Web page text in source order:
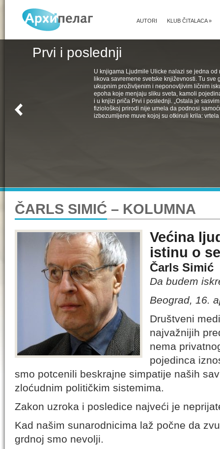
KLUB ČITALACA»
AUTORI
Prvi i poslednji
U knjigama Ljudmile Ulicke nalazi se jedna
likova savremene svetske književnosti. Tu sve
ukupnim proživljenim i neponovljivim ličnim
epoha koje menjaju sliku sveta, kamoli
i u knjizi priča Prvi i poslednji. „Ostala je
fiziološkoj prirodi nije umela da podnosi
izbezumljene muve kojoj su otkinuli krila:
ČARLS SIMIĆ – KOLUMNA
Većina
istinu o
Čarls Simić
Da budem
Beograd, 16.
Društveni
najvažnijih
nema
pojedinca
smo potcenili beskrajne simpatije naših
zloćudnim političkim sistemima.
Zakon uzroka i posledice najveći je
Kad našim sunarodnicima laž počne da
grdnoj smo nevolji.